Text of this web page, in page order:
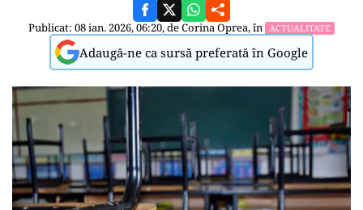
Publicat: 08 ian. 2026, 06:20, deCorina Oprea, în ACTUALITATE
Adaugă-ne ca sursă preferată în Google